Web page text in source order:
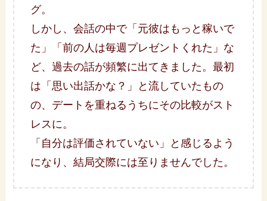
グ。
しかし、会話の中で「元彼はもっと稼いで
た」「前の人は毎週プレゼントくれた」な
ど、過去の話が頻繁に出てきました。最初
は「思い出話かな？」と流していたもの
の、デートを重ねるうちにその比較がスト
レスに。
「自分は評価されていない」と感じるよう
になり、結局交際には至りませんでした。